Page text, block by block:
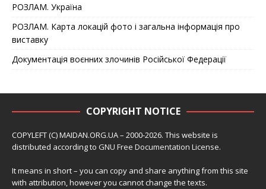
РОЗЛАМ. Україна
РОЗЛАМ. Карта локацій фото і загальна інформація про
виставку
Документація воєнних злочинів Російської Федерації
COPYRIGHT NOTICE
COPYLEFT (C) MAIDAN.ORG.UA – 2000-2026. This website is
distributed according to GNU Free Documentation License.
It means in short – you can copy and share anything from this site
with attribution, however you cannot change the texts.